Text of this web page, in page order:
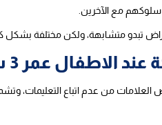
مع الآخرين.
تبدو متشابهة، ولكن مختلفة بشكل
عمر 3 سنوات
العلامات من عدم اتباع التعليمات،